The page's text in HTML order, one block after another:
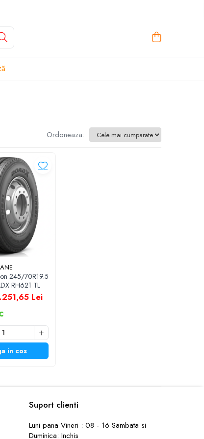
Ordoneaza:
245/70R19.5
RH621 TL
Lei
in cos
Suport clienti
Luni pana Vineri : 08 - 16 Sambata si
Duminica: Inchis